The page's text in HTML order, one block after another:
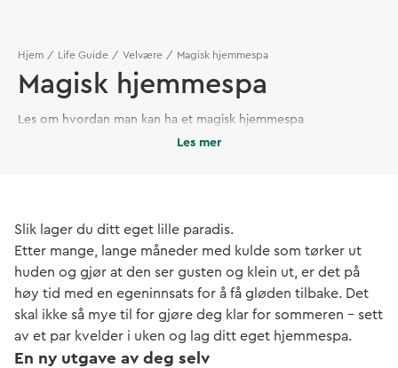
Hjem Life Guide Velvære Magisk hjemmespa
Magisk hjemmespa
Les om hvordan man kan ha et magisk hjemmespa
Les mer
Slik lager du ditt eget lille paradis.
Etter mange, lange måneder med kulde som tørker ut
huden og gjør at den ser gusten og klein ut, er det på
høy tid med en egeninnsats for å få gløden tilbake. Det
skal ikke så mye til for gjøre deg klar for sommeren – sett
av et par kvelder i uken og lag ditt eget hjemmespa.
En ny utgave av deg selv